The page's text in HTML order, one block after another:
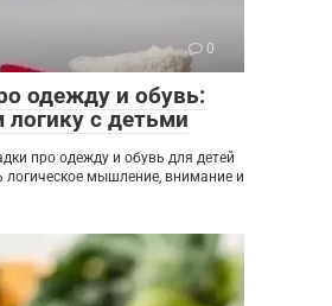
0
одежду и обувь:
логику с детьми
про одежду и обувь для детей
логическое мышление, внимание и